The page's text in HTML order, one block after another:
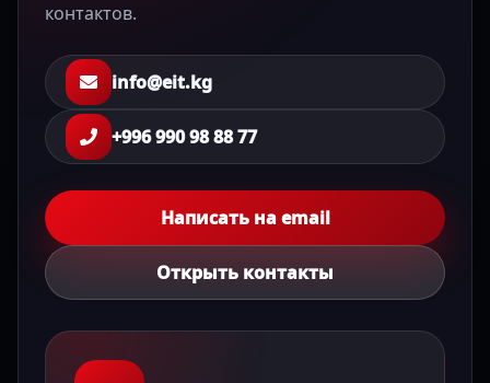
контактов.
info@eit.kg
+996 990 98 88 77
Написать на email
Открыть контакты